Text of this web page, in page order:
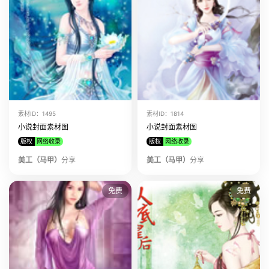
素材ID：1495
小说封面素材图
版权 网络收录
美工（马甲） 分享
素材ID：1814
小说封面素材图
版权 网络收录
美工（马甲） 分享
免费 免费